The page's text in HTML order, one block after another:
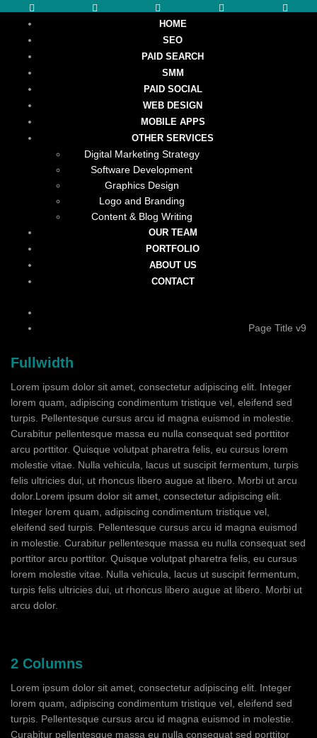
HOME
SEO
PAID SEARCH
SMM
PAID SOCIAL
WEB DESIGN
MOBILE APPS
OTHER SERVICES
Digital Marketing Strategy
Software Development
Graphics Design
Logo and Branding
Content & Blog Writing
OUR TEAM
PORTFOLIO
ABOUT US
CONTACT
Page Title v9
Fullwidth
Lorem ipsum dolor sit amet, consectetur adipiscing elit. Integer
lorem quam, adipiscing condimentum tristique vel, eleifend sed
turpis. Pellentesque cursus arcu id magna euismod in molestie.
Curabitur pellentesque massa eu nulla consequat sed porttitor
arcu porttitor. Quisque volutpat pharetra felis, eu cursus lorem
molestie vitae. Nulla vehicula, lacus ut suscipit fermentum, turpis
felis ultricies dui, ut rhoncus libero augue at libero. Morbi ut arcu
dolor.Lorem ipsum dolor sit amet, consectetur adipiscing elit.
Integer lorem quam, adipiscing condimentum tristique vel,
eleifend sed turpis. Pellentesque cursus arcu id magna euismod
in molestie. Curabitur pellentesque massa eu nulla consequat sed
porttitor arcu porttitor. Quisque volutpat pharetra felis, eu cursus
lorem molestie vitae. Nulla vehicula, lacus ut suscipit fermentum,
turpis felis ultricies dui, ut rhoncus libero augue at libero. Morbi ut
arcu dolor.
2 Columns
Lorem ipsum dolor sit amet, consectetur adipiscing elit. Integer
lorem quam, adipiscing condimentum tristique vel, eleifend sed
turpis. Pellentesque cursus arcu id magna euismod in molestie.
Curabitur pellentesque massa eu nulla consequat sed porttitor